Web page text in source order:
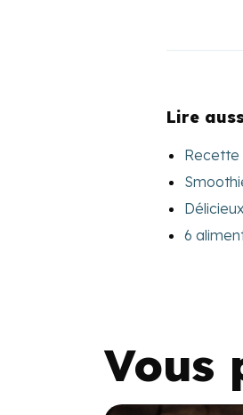
Lire
Recette
6
Vous